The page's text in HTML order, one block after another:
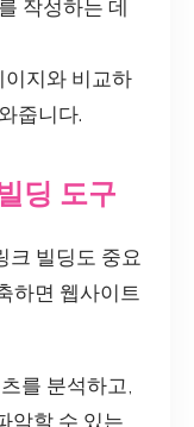
작성하는 데
이지와 비교하
줍니다.
딩 도구
크 빌딩도 중요
하면 웹사이트
를 분석하고,
악할 수 있는